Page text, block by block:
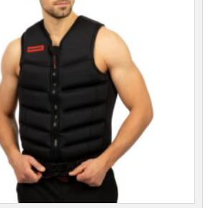
auf.
Die
Optionen
auf
der
Produktseite
gewählt
werden